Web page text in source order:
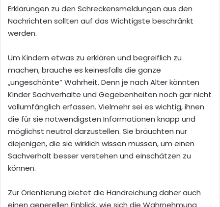
Erklärungen zu den Schreckensmeldungen aus den
Nach­richten sollten auf das Wichtigste beschränkt
werden.
Um Kindern etwas zu erklären und be­greiflich zu
machen, brauche es keinesfalls die ganze
„ungeschönte“ Wahrheit. Denn je nach Alter könnten
Kinder Sachverhalte und Gegeben­heiten noch gar nicht
vollumfänglich erfassen. Vielmehr sei es wichtig, ihnen
die für sie notwen­digsten Informationen knapp und
möglichst neutral darzustellen. Sie bräuchten nur
diejeni­gen, die sie wirklich wissen müssen, um einen
Sachverhalt besser verstehen und einschät­zen zu
können.
Zur Orientierung bietet die Handreichung daher auch
einen generellen Einblick, wie sich die Wahrnehmung